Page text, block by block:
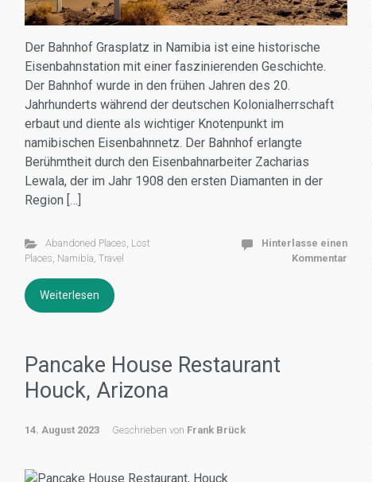
Der Bahnhof Grasplatz in Namibia ist eine historische
Eisenbahnstation mit einer faszinierenden Geschichte.
Der Bahnhof wurde in den frühen Jahren des 20.
Jahrhunderts während der deutschen Kolonialherrschaft
erbaut und diente als wichtiger Knotenpunkt im
namibischen Eisenbahnnetz. Der Bahnhof erlangte
Berühmtheit durch den Eisenbahnarbeiter Zacharias
Lewala, der im Jahr 1908 den ersten Diamanten in der
Region […]
Abandoned Places, Lost
Places, Namibia, Travel
Hinterlasse einen
Kommentar
Weiterlesen
Pancake House Restaurant
Houck, Arizona
14. August 2023 Geschrieben von Frank Brück